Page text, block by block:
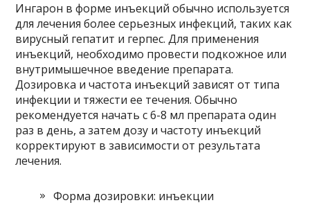
Ингарон в форме инъекций обычно используется
для лечения более серьезных инфекций, таких как
вирусный гепатит и герпес. Для применения
инъекций, необходимо провести подкожное или
внутримышечное введение препарата.
Дозировка и частота инъекций зависят от типа
инфекции и тяжести ее течения. Обычно
рекомендуется начать с 6-8 мл препарата один
раз в день, а затем дозу и частоту инъекций
корректируют в зависимости от результата
лечения.
Форма дозировки: инъекции